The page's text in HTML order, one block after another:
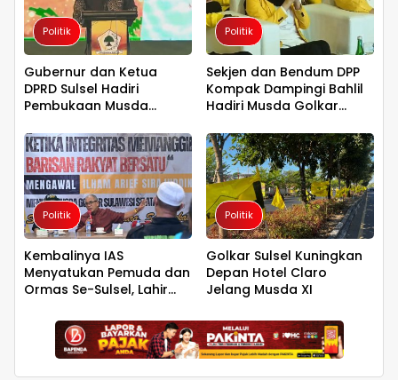
Politik
Gubernur dan Ketua
DPRD Sulsel Hadiri
Pembukaan Musda
Politik
Sekjen dan Bendum DPP
Kompak Dampingi Bahlil
Hadiri Musda Golkar
Politik
Kembalinya IAS
Menyatukan Pemuda dan
Ormas Se-Sulsel, Lahir
Mengawal Perjuangan
Politik
Golkar Sulsel Kuningkan
Depan Hotel Claro
Jelang Musda XI